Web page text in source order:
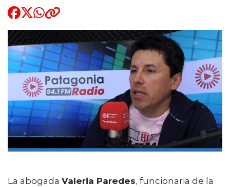
La abogada Valeria Paredes, funcionaria de la